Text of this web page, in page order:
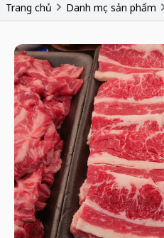
Trang chủ Danh mục sản phẩm